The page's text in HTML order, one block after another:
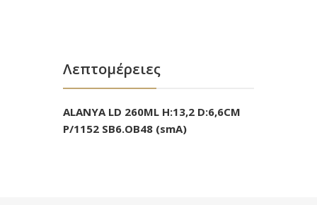
Λεπτομέρειες
ALANYA LD 260ML H:13,2 D:6,6CM
P/1152 SB6.OB48 (smA)